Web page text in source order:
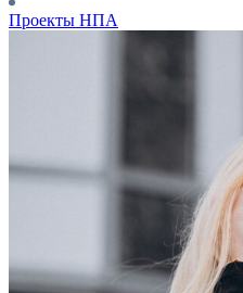
Проекты НПА